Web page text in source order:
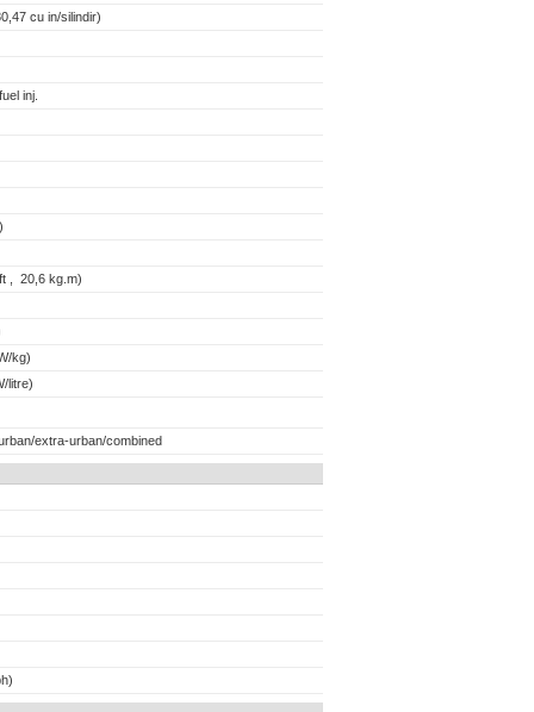
cu in/silindir)
inj.
, 20,6 kg.m)
kg)
litre)
extra-urban/combined